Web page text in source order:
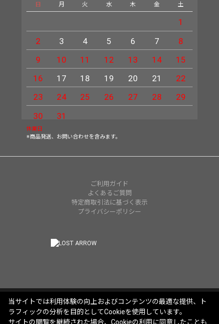
日 月 火 水 木 金 土
1
2
3 4 5 6 7
8
9
10 11 12 13 14
15
16
17 18 19 20 21
22
23
24 25 26 27 28
29
30
31
休業日
※商品発送、お問い合わせを含みます。
ご利用ガイド
よくあるご質問
特定商取引法に基づく表示
プライバシーポリシー
当サイトでは利用体験の向上およびコンテンツの最適な提供、ト
ラフィックの分析を目的としてCookieを使用しています。
サイトの閲覧を継続された場合、Cookieの利用に同意したことも